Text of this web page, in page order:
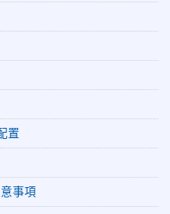
花蓮縣代表隊選拔賽 榮獲
所得稅結算申報」宣導內
參加115年花蓮縣縣長盃籃
置
事項